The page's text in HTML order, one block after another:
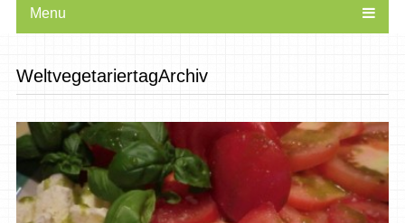
Menu
WeltvegetariertagArchiv